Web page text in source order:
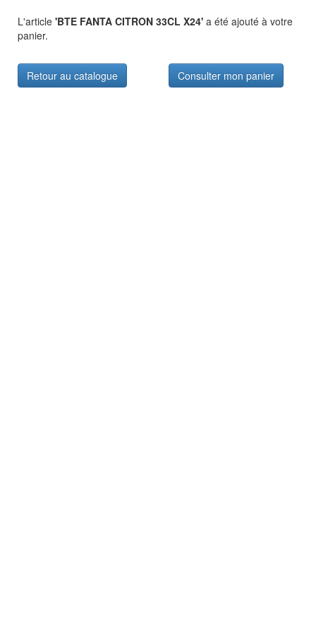
L'article 'BTE FANTA CITRON 33CL X24' a été ajouté à votre
panier.
Retour au catalogue Consulter mon panier